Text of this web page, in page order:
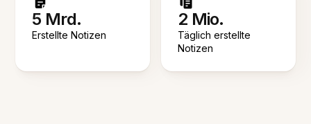
5 Mrd.
Erstellte Notizen
2 Mio.
Täglich erstellte
Notizen